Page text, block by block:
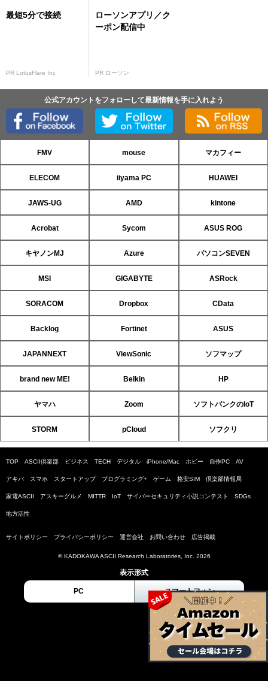
最短5分で接続
PR LotusFlare Inc
ローソンアプリ／ク
ーポン配信中
PR ローソン
公式アカウントをフォローして最新情報を手に入れよう
FMV mouse マカフィー
ELECOM iiyama PC HUAWEI
JAWS-UG AMD kintone
Acrobat Sycom ASUS ROG
キヤノンMJ Azure パソコンSEVEN
MSI GIGABYTE ASRock
SORACOM Dropbox CData
Backlog Fortinet ASUS
JAPANNEXT ViewSonic ソフマップ
brand new ME! Belkin HP
ヤマハ Zoom ソフトバンクのIoT
STORM pCloud ソフクリ
TOP ASCII倶楽部 ビジネス TECH デジタル iPhone/Mac ホビー 自作PC AV
アキバ スマホ スタートアップ プログラミング+ ゲーム 格安SIM 倶楽部情報局
家電ASCII アスキーグルメ MITTR IoT サイバーセキュリティ小説コンテスト SDGs
地方活性
サイトポリシー プライバシーポリシー 運営会社 お問い合わせ 広告掲載
© KADOKAWA ASCII Research Laboratories, Inc. 2026
表示形式
PC スマートフォン